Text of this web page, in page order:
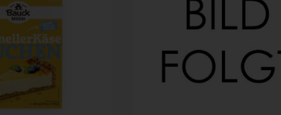
485g
3,99 € €